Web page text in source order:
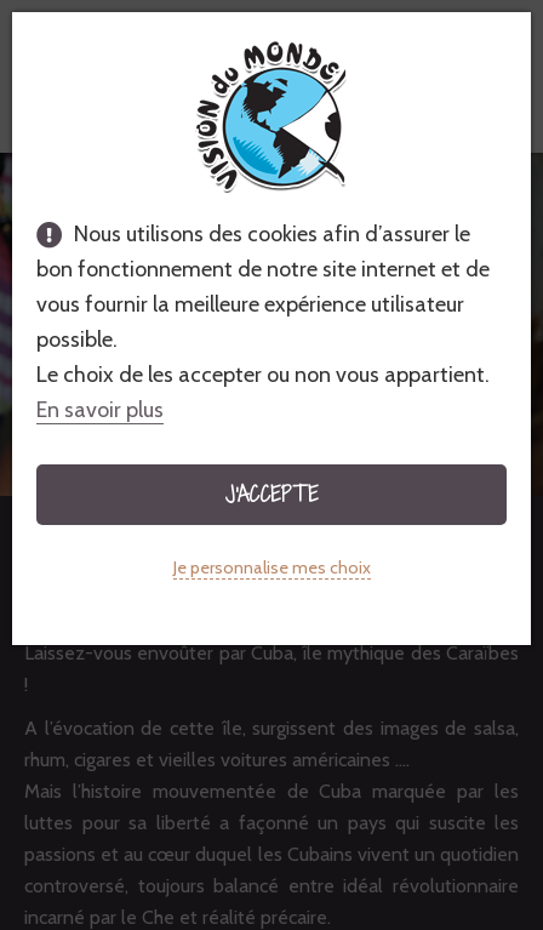
Nous utilisons des cookies afin d’assurer le
bon fonctionnement de notre site internet et de
vous fournir la meilleure expérience utilisateur
possible.
Le choix de les accepter ou non vous appartient.
En savoir plus
J'ACCEPTE
Je personnalise mes choix
2 voyages à partir de 2 150 €
Cuba : Nos voyages solidaires
Laissez-vous envoûter par Cuba, île mythique des Caraïbes
!
A l’évocation de cette île, surgissent des images de salsa,
rhum, cigares et vieilles voitures américaines ….
Mais l’histoire mouvementée de Cuba marquée par les
luttes pour sa liberté a façonné un pays qui suscite les
passions et au cœur duquel les Cubains vivent un quotidien
controversé, toujours balancé entre idéal révolutionnaire
incarné par le Che et réalité précaire.